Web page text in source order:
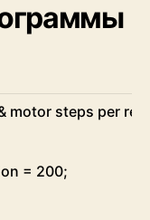
Arduino
motor steps per
= 200;